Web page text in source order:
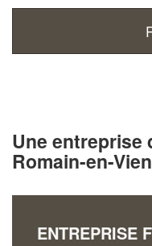
Une entreprise
Romain-en-
ENTREPRISE
vos